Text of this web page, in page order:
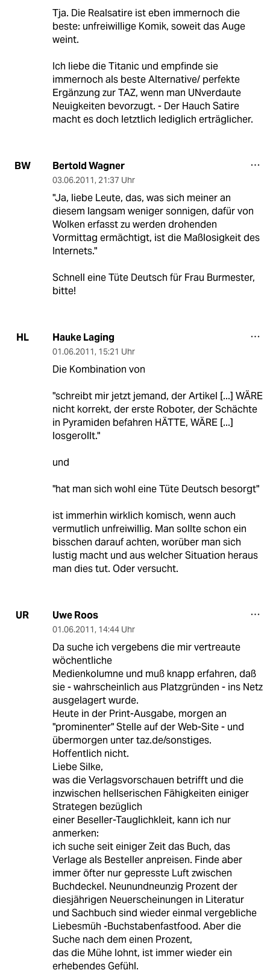
Tja. Die Realsatire ist eben immernoch die
beste: unfreiwillige Komik, soweit das Auge
weint.
Ich liebe die Titanic und empfinde sie
immernoch als beste Alternative/ perfekte
Ergänzung zur TAZ, wenn man UNverdaute
Neuigkeiten bevorzugt. - Der Hauch Satire
macht es doch letztlich lediglich erträglicher.
BW Bertold Wagner
03.06.2011, 21:37 Uhr
"Ja, liebe Leute, das, was sich meiner an
diesem langsam weniger sonnigen, dafür von
Wolken erfasst zu werden drohenden
Vormittag ermächtigt, ist die Maßlosigkeit des
Internets."
Schnell eine Tüte Deutsch für Frau Burmester,
bitte!
HL Hauke Laging
01.06.2011, 15:21 Uhr
Die Kombination von
"schreibt mir jetzt jemand, der Artikel [...] WÄRE
nicht korrekt, der erste Roboter, der Schächte
in Pyramiden befahren HÄTTE, WÄRE [...]
losgerollt."
und
"hat man sich wohl eine Tüte Deutsch besorgt"
ist immerhin wirklich komisch, wenn auch
vermutlich unfreiwillig. Man sollte schon ein
bisschen darauf achten, worüber man sich
lustig macht und aus welcher Situation heraus
man dies tut. Oder versucht.
UR Uwe Roos
01.06.2011, 14:44 Uhr
Da suche ich vergebens die mir vertreaute
wöchentliche
Medienkolumne und muß knapp erfahren, daß
sie - wahrscheinlich aus Platzgründen - ins Netz
ausgelagert wurde.
Heute in der Print-Ausgabe, morgen an
"prominenter" Stelle auf der Web-Site - und
übermorgen unter taz.de/sonstiges.
Hoffentlich nicht.
Liebe Silke,
was die Verlagsvorschauen betrifft und die
inzwischen hellserischen Fähigkeiten einiger
Strategen bezüglich
einer Beseller-Tauglichkleit, kann ich nur
anmerken:
ich suche seit einiger Zeit das Buch, das
Verlage als Besteller anpreisen. Finde aber
immer öfter nur gepresste Luft zwischen
Buchdeckel. Neunundneunzig Prozent der
diesjährigen Neuerscheinungen in Literatur
und Sachbuch sind wieder einmal vergebliche
Liebesmüh -Buchstabenfastfood. Aber die
Suche nach dem einen Prozent,
das die Mühe lohnt, ist immer wieder ein
erhebendes Gefühl.